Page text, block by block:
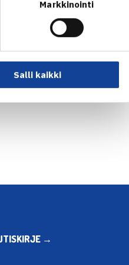
Markkinointi
Salli kaikki
→